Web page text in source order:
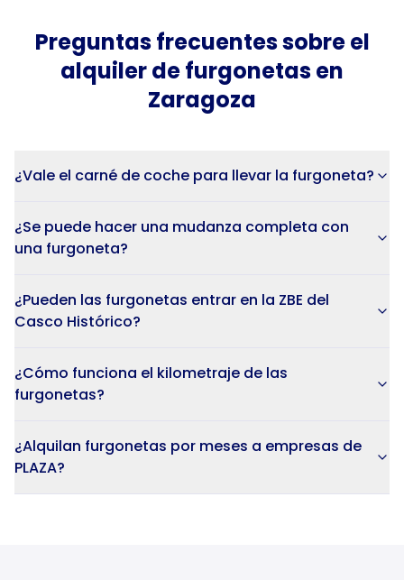
Preguntas frecuentes sobre el
alquiler defurgonetasen
Zaragoza
¿Vale el carné de coche para llevar la furgoneta?
¿Se puede hacer una mudanza completa con
una furgoneta?
¿Pueden las furgonetas entrar en la ZBE del
Casco Histórico?
¿Cómo funciona el kilometraje de las
furgonetas?
¿Alquilan furgonetas por meses a empresas de
PLAZA?